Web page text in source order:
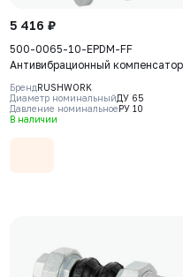
5 416 ₽
500-0065-10-EPDM-FF
Антивибрационный компенсатор
фланцевый Rushwork, DN65 PN10,
Т макс 110С
БрендRUSHWORK
Диаметр номинальныйДУ 65
Давление номинальноеРУ 10
В наличии